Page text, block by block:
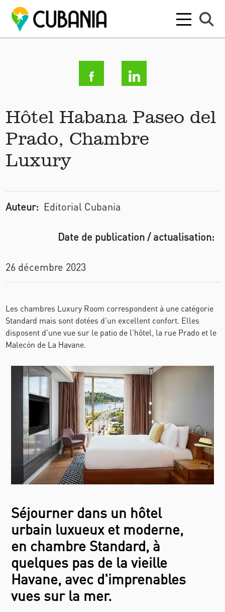
Hôtel Habana Paseo del
Prado, Chambre
Luxury
Auteur: Editorial Cubania
Date de publication / actualisation:
26 décembre 2023
Les chambres Luxury Room correspondent à une catégorie
Standard mais sont dotées d'un excellent confort. Elles
disposent d'une vue sur le patio de l'hôtel, la rue Prado et le
Malecón de La Havane.
Séjourner dans un hôtel
urbain luxueux et moderne,
en chambre Standard, à
quelques pas de la vieille
Havane, avec d'imprenables
vues sur la mer.